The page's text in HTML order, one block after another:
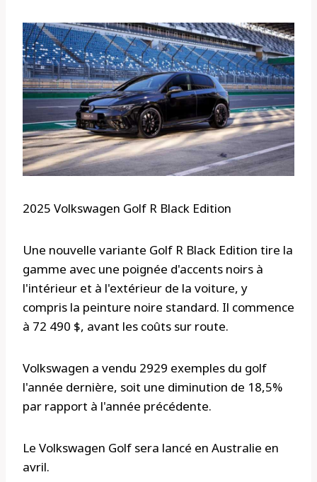
2025 Volkswagen Golf R Black Edition
Une nouvelle variante Golf R Black Edition tire la
gamme avec une poignée d'accents noirs à
l'intérieur et à l'extérieur de la voiture, y
compris la peinture noire standard. Il commence
à 72 490 $, avant les coûts sur route.
Volkswagen a vendu 2929 exemples du golf
l'année dernière, soit une diminution de 18,5%
par rapport à l'année précédente.
Le Volkswagen Golf sera lancé en Australie en
avril.